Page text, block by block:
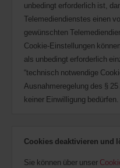
unbedingt erforderlich ist,
Telemediendienstes einen
gewünschten
Cookie-Einstellungen
als unbedingt erforderlich
“technisch notwendige
Ausnahmeregelung des §
keiner Einwilligung bedürfen.
Cookies deaktivieren und
Sie können über unser